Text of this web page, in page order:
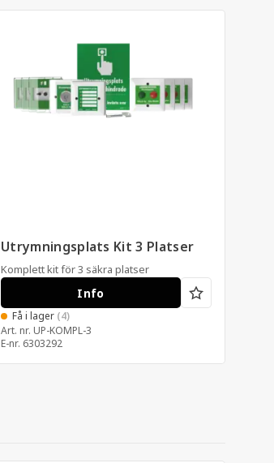
Utrymningsplats Kit 3 Platser
Komplett kit för 3 säkra platser
Info
Få i lager (4)
Art. nr. UP-KOMPL-3
E-nr. 6303292